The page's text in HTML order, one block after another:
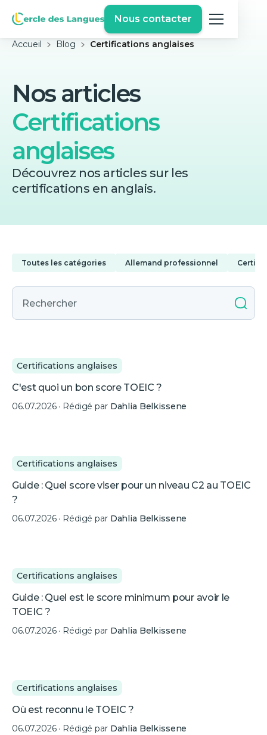
Nous contacter
Accueil Blog Certifications anglaises
Nos articles
Certifications
anglaises
Découvrez nos articles sur les
certifications en anglais.
Toutes les catégories Allemand professionnel
Certifications anglaises
C'est quoi un bon score TOEIC ?
06.07.2026· Rédigé par Dahlia Belkissene
Certifications anglaises
Guide : Quel score viser pour un niveau C2 au TOEIC
?
06.07.2026· Rédigé par Dahlia Belkissene
Certifications anglaises
Guide : Quel est le score minimum pour avoir le
TOEIC ?
06.07.2026· Rédigé par Dahlia Belkissene
Certifications anglaises
Où est reconnu le TOEIC ?
06.07.2026· Rédigé par Dahlia Belkissene